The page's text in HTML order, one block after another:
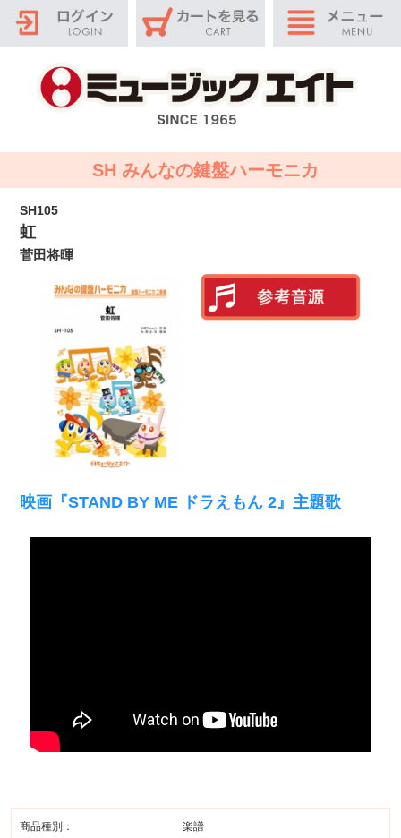
SH みんなの鍵盤ハーモニカ
SH105
虹
菅田将暉
映画『STAND BY ME ドラえもん 2』主題歌
商品種別：
楽譜